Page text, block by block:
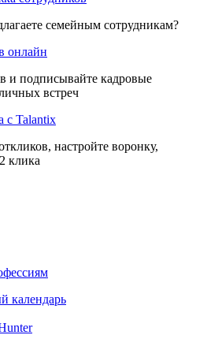
семейным сотрудникам?
онлайн
и подписывайте кадровые
встреч
с Talantix
настройте воронку,
клика
календарь